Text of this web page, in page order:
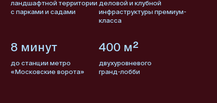
ландшафтной территории
с парками и садами
деловой и клубной
инфраструктуры премиум-
класса
8 минут
до станции метро
«Московские ворота»
400 м²
двухуровневого
гранд-лобби